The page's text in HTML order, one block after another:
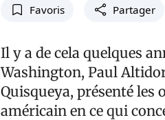
Favoris Partager
Il y a de cela quelques
Washington, Paul
Quisqueya, présenté
américain en ce qui